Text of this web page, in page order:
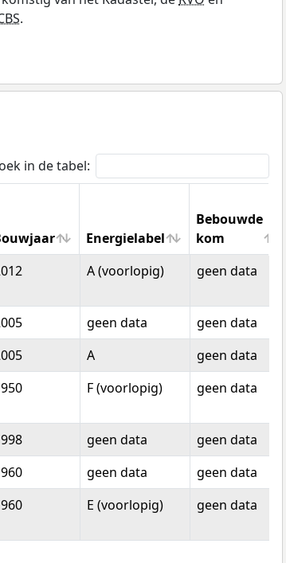
.
in de tabel:
Energielabel
Bebouwde
kom
Energielabel
Bebouwde
kom
A (voorlopig) geen data
geen data
geen data
A
geen data
F (voorlopig) geen data
geen data
geen data
geen data
geen data
E (voorlopig) geen data